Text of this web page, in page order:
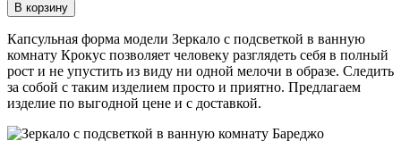
В корзину
Капсульная форма модели Зеркало с подсветкой в ванную
комнату Крокус позволяет человеку разглядеть себя в полный
рост и не упустить из виду ни одной мелочи в образе. Следить
за собой с таким изделием просто и приятно. Предлагаем
изделие по выгодной цене и с доставкой.